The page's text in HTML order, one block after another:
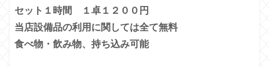
セット１時間 １卓１２００円
当店設備品の利用に関しては全て無料
食べ物・飲み物、持ち込み可能